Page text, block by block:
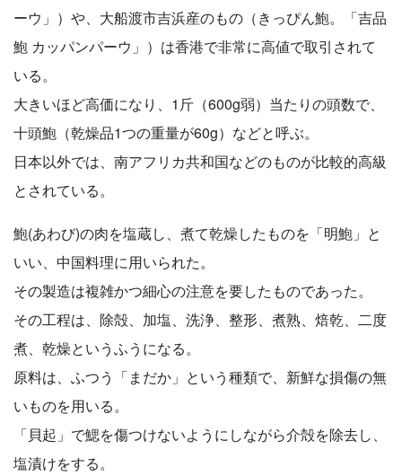
ーウ」）や、大船渡市吉浜産のもの（きっぴん鮑。「吉品
鮑 カッパンパーウ」）は香港で非常に高値で取引されて
いる。
大きいほど高価になり、1斤（600g弱）当たりの頭数で、
十頭鮑（乾燥品1つの重量が60g）などと呼ぶ。
日本以外では、南アフリカ共和国などのものが比較的高級
とされている。
鮑(あわび)の肉を塩蔵し、煮て乾燥したものを「明鮑」と
いい、中国料理に用いられた。
その製造は複雑かつ細心の注意を要したものであった。
その工程は、除殻、加塩、洗浄、整形、煮熟、焙乾、二度
煮、乾燥というふうになる。
原料は、ふつう「まだか」という種類で、新鮮な損傷の無
いものを用いる。
「貝起」で鰓を傷つけないようにしながら介殻を除去し、
塩漬けをする。